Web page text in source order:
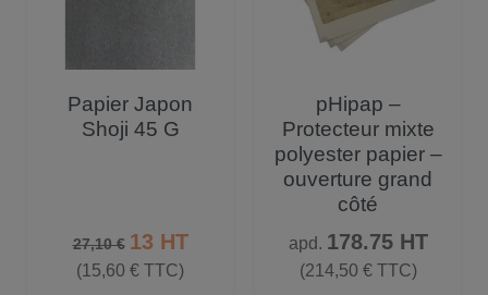
Papier Japon
Shoji 45 G
Prix de base
27,10 € Prix
13 HT
(15,60 € TTC)
pHipap –
Protecteur mixte
polyester papier –
ouverture grand
côté
apd. Prix
178.75 HT
(214,50 € TTC)